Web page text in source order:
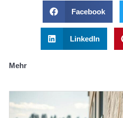
Facebook
LinkedIn
Mehr